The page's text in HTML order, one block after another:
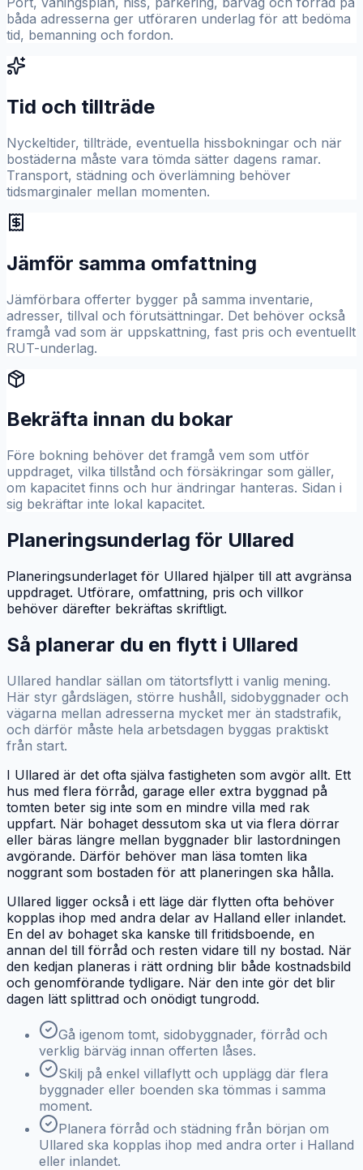
båda adresserna ger utföraren underlag för att bedöma
tid, bemanning och fordon.
Tid och tillträde
Nyckeltider, tillträde, eventuella hissbokningar och när
bostäderna måste vara tömda sätter dagens ramar.
Transport, städning och överlämning behöver
tidsmarginaler mellan momenten.
Jämför samma omfattning
Jämförbara offerter bygger på samma inventarie,
adresser, tillval och förutsättningar. Det behöver också
framgå vad som är uppskattning, fast pris och eventuellt
RUT-underlag.
Bekräfta innan du bokar
Före bokning behöver det framgå vem som utför
uppdraget, vilka tillstånd och försäkringar som gäller,
om kapacitet finns och hur ändringar hanteras. Sidan i
sig bekräftar inte lokal kapacitet.
Planeringsunderlag för Ullared
Planeringsunderlaget för Ullared hjälper till att avgränsa
uppdraget. Utförare, omfattning, pris och villkor
behöver därefter bekräftas skriftligt.
Så planerar du en flytt i Ullared
Ullared handlar sällan om tätortsflytt i vanlig mening.
Här styr gårdslägen, större hushåll, sidobyggnader och
vägarna mellan adresserna mycket mer än stadstrafik,
och därför måste hela arbetsdagen byggas praktiskt
från start.
I Ullared är det ofta själva fastigheten som avgör allt. Ett
hus med flera förråd, garage eller extra byggnad på
tomten beter sig inte som en mindre villa med rak
uppfart. När bohaget dessutom ska ut via flera dörrar
eller bäras längre mellan byggnader blir lastordningen
avgörande. Därför behöver man läsa tomten lika
noggrant som bostaden för att planeringen ska hålla.
Ullared ligger också i ett läge där flytten ofta behöver
kopplas ihop med andra delar av Halland eller inlandet.
En del av bohaget ska kanske till fritidsboende, en
annan del till förråd och resten vidare till ny bostad. När
den kedjan planeras i rätt ordning blir både kostnadsbild
och genomförande tydligare. När den inte gör det blir
dagen lätt splittrad och onödigt tungrodd.
Gå igenom tomt, sidobyggnader, förråd och
verklig bärväg innan offerten låses.
Skilj på enkel villaflytt och upplägg där flera
byggnader eller boenden ska tömmas i samma
moment.
Planera förråd och städning från början om
Ullared ska kopplas ihop med andra orter i Halland
eller inlandet.